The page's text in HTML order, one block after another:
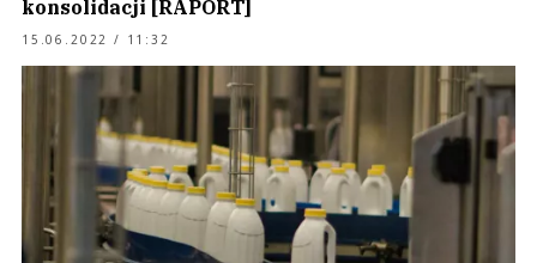
konsolidacji [RAPORT]
15.06.2022 / 11:32